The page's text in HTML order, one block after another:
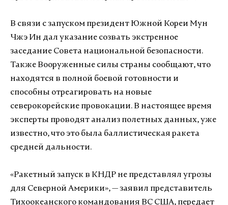
В связи с запуском президент Южной Кореи Мун
Чжэ Ин дал указание созвать экстренное
заседание Совета национальной безопасности.
Также Вооруженные силы страны сообщают, что
находятся в полной боевой готовности и
способны отреагировать на новые
северокорейские провокации. В настоящее время
эксперты проводят анализ полетных данных, уже
известно, что это была баллистическая ракета
средней дальности.
«Ракетный запуск в КНДР не представлял угрозы
для Северной Америки», — заявил представитель
Тихоокеанского командования ВС США, передает